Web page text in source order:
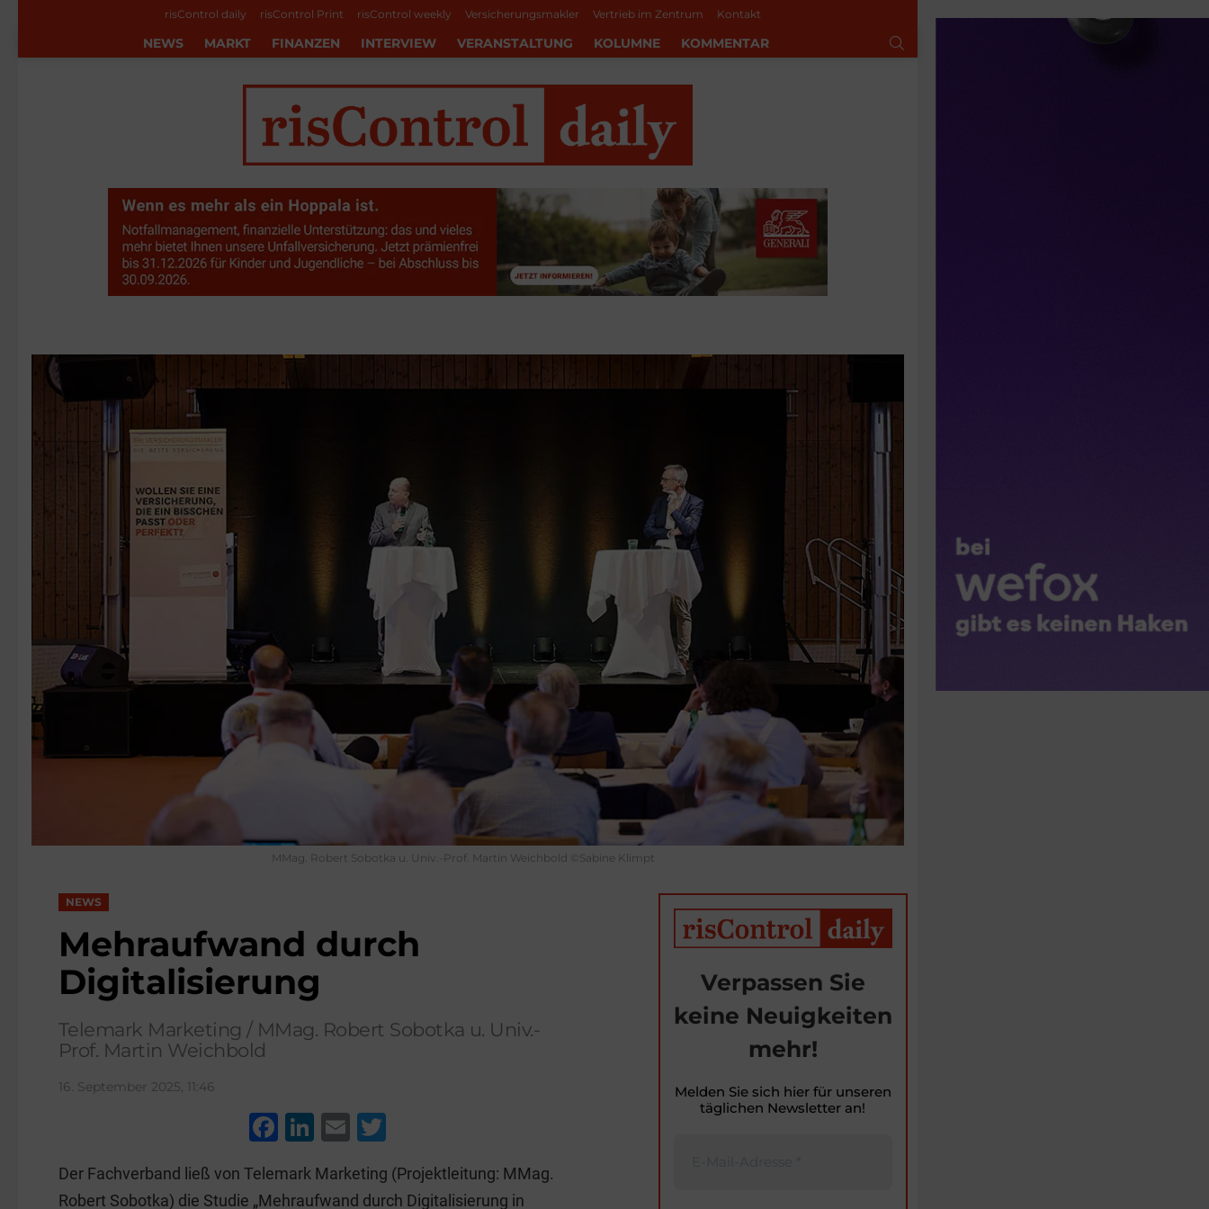
risControl daily risControl Print risControl weekly Versicherungsmakler Vertrieb im Zentrum Kontakt
NEWS MARKT FINANZEN INTERVIEW VERANSTALTUNG KOLUMNE KOMMENTAR
MMag. Robert Sobotka u. Univ.-Prof. Martin Weichbold ©Sabine Klimpt
NEWS
Mehraufwand durch
Digitalisierung
Telemark Marketing / MMag. Robert Sobotka u. Univ.-
Prof. Martin Weichbold
16. September 2025, 11:46
F
c
Li
k
E
ai tt
Der Fachverband ließ von Telemark Marketing (Projektleitung: MMag.
Robert Sobotka) die Studie „Mehraufwand durch Digitalisierung in
Verpassen Sie
keine Neuigkeiten
mehr!
Melden Sie sich hier für unseren
täglichen Newsletter an!